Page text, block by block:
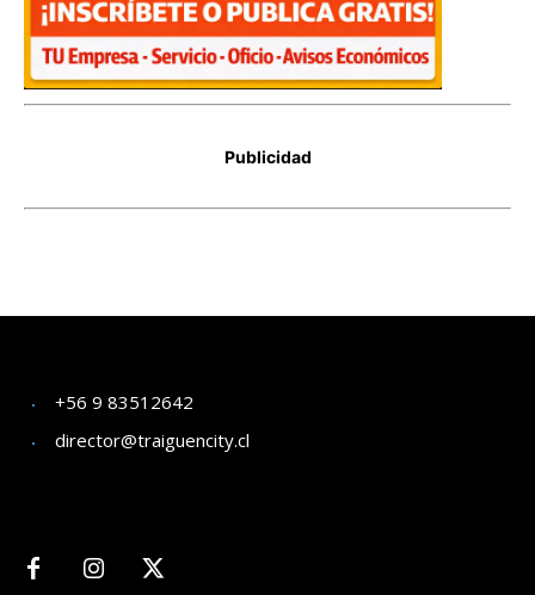
+56 9 83512642
director@traiguencity.cl